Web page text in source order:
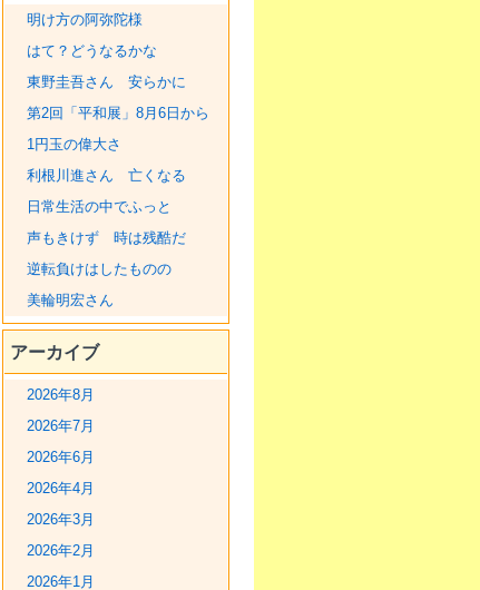
明け方の阿弥陀様
はて？どうなるかな
東野圭吾さん 安らかに
第2回「平和展」8月6日から
1円玉の偉大さ
利根川進さん 亡くなる
日常生活の中でふっと
声もきけず 時は残酷だ
逆転負けはしたものの
美輪明宏さん
アーカイブ
2026年8月
2026年7月
2026年6月
2026年4月
2026年3月
2026年2月
2026年1月